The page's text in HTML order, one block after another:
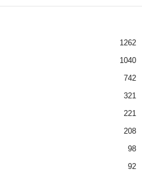
1262
1040
742
321
221
208
98
92